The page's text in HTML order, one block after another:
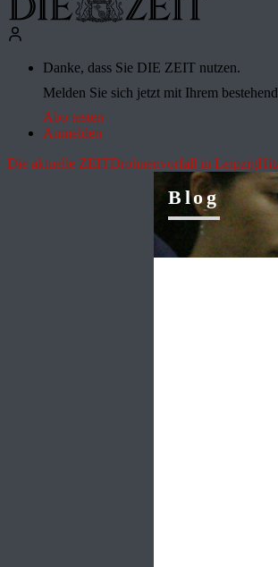
Danke, dass Sie DIE ZEIT nutzen.
Melden Sie sich jetzt mit Ihrem
Abo testen
Anmelden
Die aktuelle ZEITDrohnenvorfall in Leipzig
Blog